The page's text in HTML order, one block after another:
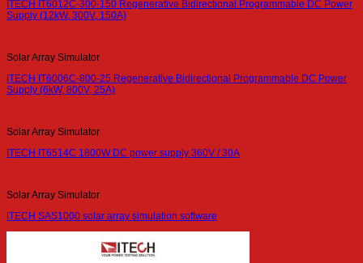
ITECH IT6012C-300-150 Regenerative Bidirectional Programmable DC Power
Supply (12kW, 300V, 150A)
Solar Array Simulator
ITECH IT6006C-800-25 Regenerative Bidirectional Programmable DC Power
Supply (6kW, 800V, 25A)
Solar Array Simulator
ITECH IT6514C 1800W DC power supply 360V / 30A
Solar Array Simulator
ITECH SAS1000 solar array simulation software